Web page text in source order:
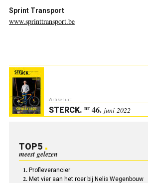
Sprint Transport
www.sprinttransport.be
Artikel uit:
STERCK. nr46. juni 2022
TOP5
meest gelezen
Profleverancier
Met vier aan het roer bij Nelis Wegenbouw